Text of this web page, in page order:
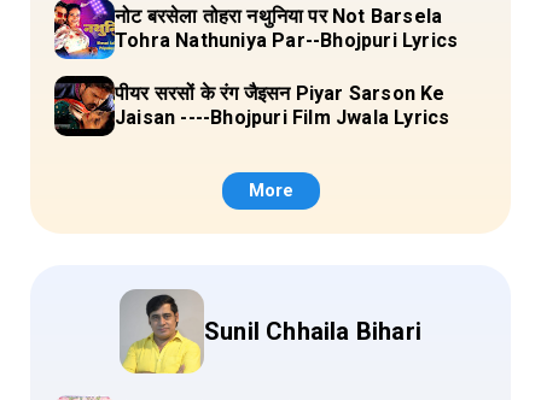
नोट बरसेला तोहरा नथुनिया पर Not Barsela
Tohra Nathuniya Par--Bhojpuri Lyrics
पीयर सरसों के रंग जैइसन Piyar Sarson Ke
Jaisan ----Bhojpuri Film Jwala Lyrics
More
Sunil Chhaila Bihari